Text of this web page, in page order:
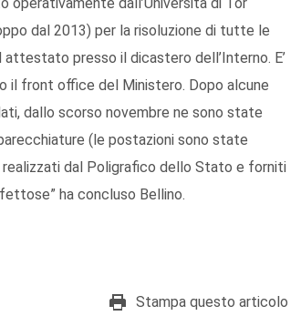
dal 2013) per la risoluzione di tutte le
presso il dicastero dell’Interno. E’
il front office del Ministero. Dopo alcune
dallo scorso novembre ne sono state
(le postazioni sono state
realizzati dal Poligrafico dello Stato e forniti
ha concluso Bellino.
Stampa questo articolo